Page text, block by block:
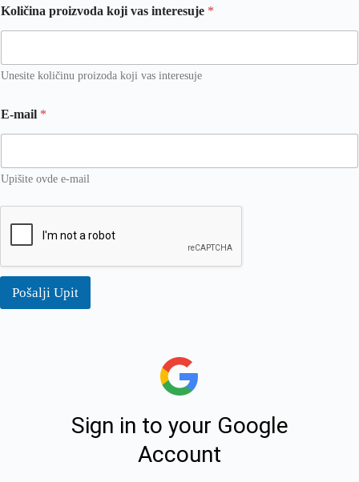
K
o
č
a
U
i
c
Količina proizvoda koji vas interesuje *
Unesite količinu proizoda koji vas interesuje
E-mail *
Upišite ovde e-mail
Pošalji Upit